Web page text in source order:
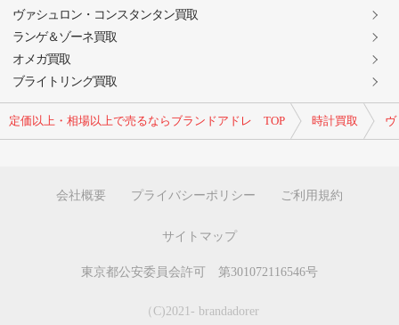
定価以上・相場以上で売るならブランドアドレ TOP 時計買取
ヴァシュロン・コンスタンタン買取
ランゲ＆ゾーネ買取
オメガ買取
ブライトリング買取
会社概要 プライバシーポリシー ご利用規約
サイトマップ
東京都公安委員会許可 第301072116546号
（C)2021- brandadorer